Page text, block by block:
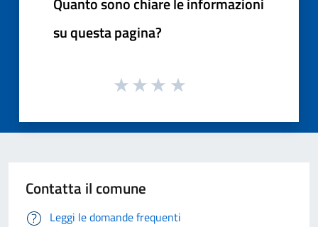
su questa pagina?
Contatta il comune
Leggi le domande frequenti